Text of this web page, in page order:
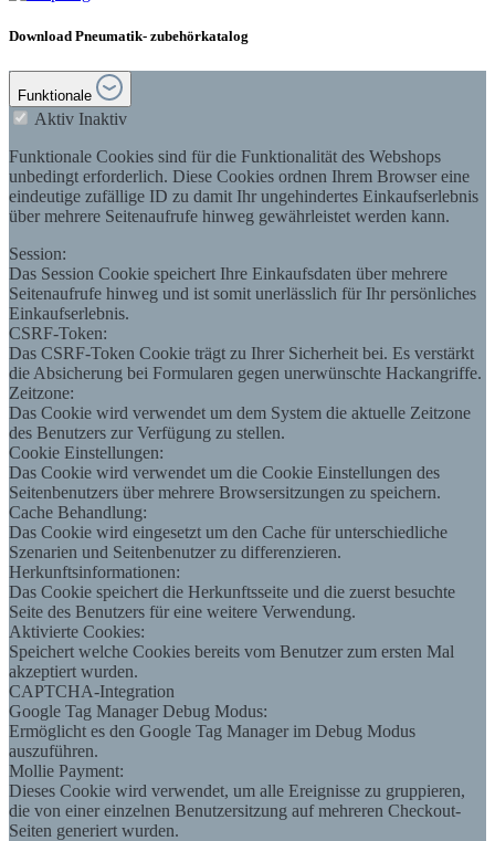
Download Pneumatik- zubehörkatalog
Funktionale
Aktiv Inaktiv
Funktionale Cookies sind für die Funktionalität des Webshops
unbedingt erforderlich. Diese Cookies ordnen Ihrem Browser eine
eindeutige zufällige ID zu damit Ihr ungehindertes Einkaufserlebnis
über mehrere Seitenaufrufe hinweg gewährleistet werden kann.
Session:
Das Session Cookie speichert Ihre Einkaufsdaten über mehrere
Seitenaufrufe hinweg und ist somit unerlässlich für Ihr persönliches
Einkaufserlebnis.
CSRF-Token:
Das CSRF-Token Cookie trägt zu Ihrer Sicherheit bei. Es verstärkt
die Absicherung bei Formularen gegen unerwünschte Hackangriffe.
Zeitzone:
Das Cookie wird verwendet um dem System die aktuelle Zeitzone
des Benutzers zur Verfügung zu stellen.
Cookie Einstellungen:
Das Cookie wird verwendet um die Cookie Einstellungen des
Seitenbenutzers über mehrere Browsersitzungen zu speichern.
Cache Behandlung:
Das Cookie wird eingesetzt um den Cache für unterschiedliche
Szenarien und Seitenbenutzer zu differenzieren.
Herkunftsinformationen:
Das Cookie speichert die Herkunftsseite und die zuerst besuchte
Seite des Benutzers für eine weitere Verwendung.
Aktivierte Cookies:
Speichert welche Cookies bereits vom Benutzer zum ersten Mal
akzeptiert wurden.
CAPTCHA-Integration
Google Tag Manager Debug Modus:
Ermöglicht es den Google Tag Manager im Debug Modus
auszuführen.
Mollie Payment:
Dieses Cookie wird verwendet, um alle Ereignisse zu gruppieren,
die von einer einzelnen Benutzersitzung auf mehreren Checkout-
Seiten generiert wurden.